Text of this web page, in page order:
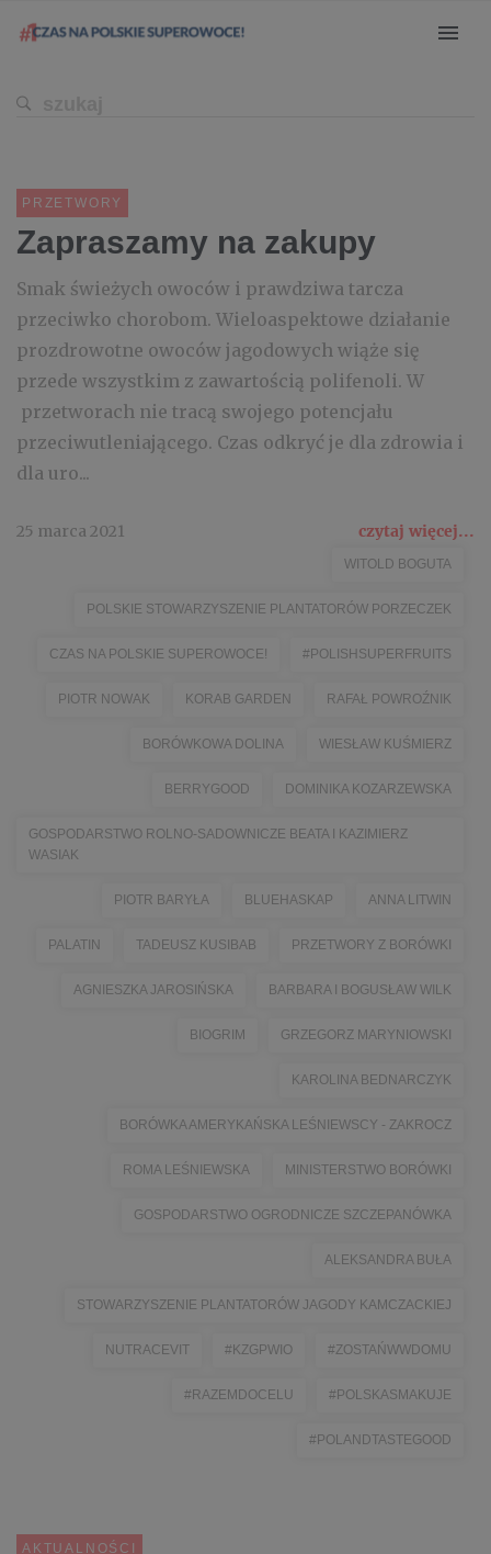
PRZETWORY
Zapraszamy na zakupy
Smak świeżych owoców i prawdziwa tarcza
przeciwko chorobom. Wieloaspektowe działanie
prozdrowotne owoców jagodowych wiąże się
przede wszystkim z zawartością polifenoli. W
przetworach nie tracą swojego potencjału
przeciwutleniającego. Czas odkryć je dla zdrowia i
dla uro...
25 marca 2021 czytaj więcej...
WITOLD BOGUTA
POLSKIE STOWARZYSZENIE PLANTATORÓW PORZECZEK
CZAS NA POLSKIE SUPEROWOCE! #POLISHSUPERFRUITS
PIOTR NOWAK KORAB GARDEN RAFAŁ POWROŹNIK
BORÓWKOWA DOLINA WIESŁAW KUŚMIERZ
BERRYGOOD DOMINIKA KOZARZEWSKA
GOSPODARSTWO ROLNO-SADOWNICZE BEATA I KAZIMIERZ
WASIAK
PIOTR BARYŁA BLUEHASKAP ANNA LITWIN
PALATIN TADEUSZ KUSIBAB PRZETWORY Z BORÓWKI
AGNIESZKA JAROSIŃSKA BARBARA I BOGUSŁAW WILK
BIOGRIM GRZEGORZ MARYNIOWSKI
KAROLINA BEDNARCZYK
BORÓWKA AMERYKAŃSKA LEŚNIEWSCY - ZAKROCZ
ROMA LEŚNIEWSKA MINISTERSTWO BORÓWKI
GOSPODARSTWO OGRODNICZE SZCZEPANÓWKA
ALEKSANDRA BUŁA
STOWARZYSZENIE PLANTATORÓW JAGODY KAMCZACKIEJ
NUTRACEVIT #KZGPWIO #ZOSTAŃWWDOMU
#RAZEMDOCELU #POLSKASMAKUJE
#POLANDTASTEGOOD
AKTUALNOŚCI